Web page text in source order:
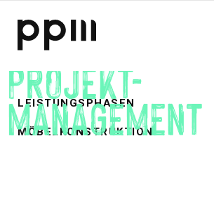
ARCHITEKTUR &
PROJEKT-
MANAGEMENT
LEISTUNGSPHASEN
MÖBELKONSTRUKTION